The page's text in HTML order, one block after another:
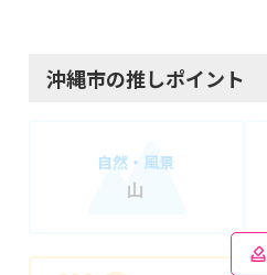
沖縄市の推しポイント
自然・風景
山